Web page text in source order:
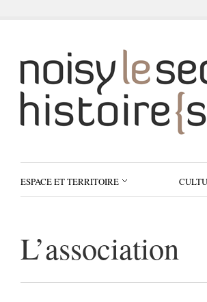
ESPACE ET TERRITOIRE
L’association